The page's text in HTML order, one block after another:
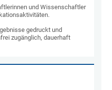
und Wissenschaftler
gedruckt und
zugänglich, dauerhaft